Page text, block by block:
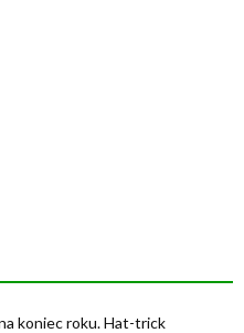
koniec roku. Hat-trick